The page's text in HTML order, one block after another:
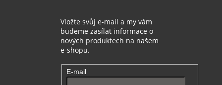
Vložte svůj e-mail a my vám
budeme zasílat informace o
nových produktech na našem
e-shopu.
E-mail